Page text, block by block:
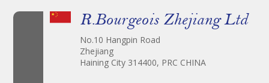
R.Bourgeois Zhejiang Ltd
No.10 Hangpin Road
Zhejiang
Haining City 314400, PRC CHINA